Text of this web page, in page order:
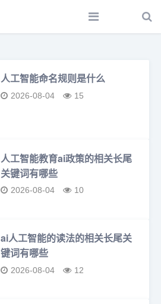
人工智能命名规则是什么
2026-08-04 15
人工智能教育ai政策的相关长尾
关键词有哪些
2026-08-04 10
ai人工智能的读法的相关长尾关
键词有哪些
2026-08-04 12